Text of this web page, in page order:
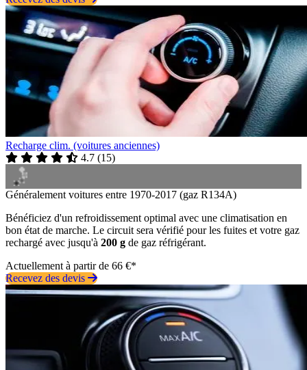
Recharge clim. (voitures anciennes)
4.7 (15)
Généralement voitures entre 1970-2017 (gaz R134A)
Bénéficiez d'un refroidissement optimal avec une climatisation en
bon état de marche. Le circuit sera vérifié pour les fuites et votre gaz
rechargé avec jusqu'à 200 g de gaz réfrigérant.
Actuellement à partir de 66 €*
Recevez des devis